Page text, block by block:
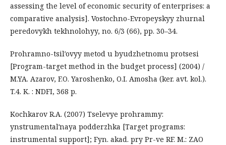
assessing the level of economic security of enterprises: a
comparative analysis]. Vostochno-Evropeyskyy zhurnal
peredovykh tekhnolohyy, no. 6/3 (66), pp. 30–34.
Prohramno-tsilʹovyy metod u byudzhetnomu protsesi
[Program-target method in the budget process] (2004) /
M.YA. Azarov, F.O. Yaroshenko, O.I. Amosha (ker. avt. kol.).
T.4. K. : NDFI, 368 p.
Kochkarov R.A. (2007) Tselevye prohrammy:
ynstrumentalʹnaya podderzhka [Target programs:
instrumental support]; Fyn. akad. pry Pr-ve RF. M.: ZAO